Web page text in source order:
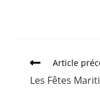
Article
Les Fêtes